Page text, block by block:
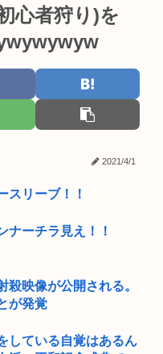
心者狩り)を
2021/4/1
リーブ！！
ーチラ見え！！
殺映像が公開される。
が発覚
している自覚はあるん